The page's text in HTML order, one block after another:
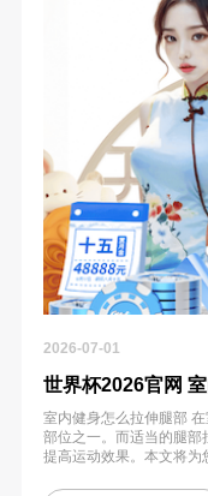
2026-07-01
世界杯2026官网
室内健身怎么拉伸腿部
部位之一。而适当的腿部
提高运动效果。本文将为